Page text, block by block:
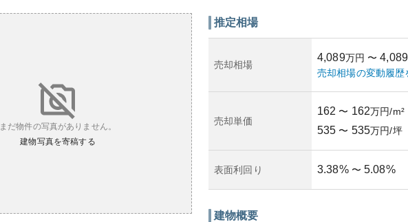
まだ物件の写真がありません。
建物写真を寄稿する
推定相場
売却相場
4,089万円 〜 4,089
売却相場の変動履歴
売却単価
162 〜 162万円/m²
535 〜 535万円/坪
表面利回り 3.38% 〜 5.08%
建物概要